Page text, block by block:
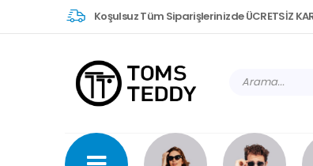
Koşulsuz Tüm Siparişlerinizde ÜCRETSİZ